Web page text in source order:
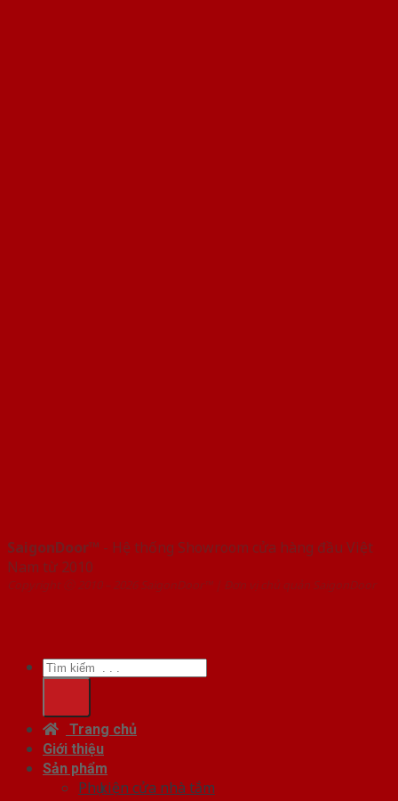
SaigonDoor™ - Hệ thống Showroom cửa hàng đầu Việt
Nam từ 2010
Copyright ⓒ 2010 – 2026 SaigonDoor™ | Đơn vị chủ quản SaigonDoor
Tìm
kiếm:
Trang chủ
Giới thiệu
Sản phẩm
Phụ kiện cửa nhà tắm